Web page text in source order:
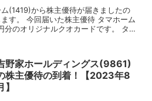
(1419)から株主優待が届きましたの
す。 今回届いた株主優待 タマホーム
分のオリジナルクオカードです。 タマ
野家ホールディングス(9861)
株主優待の到着！【2023年8
】